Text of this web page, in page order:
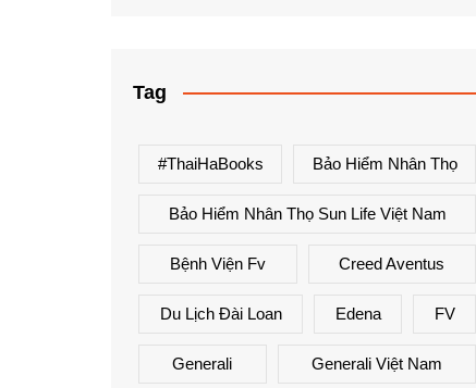
Tag
#ThaiHaBooks Bảo Hiểm Nhân Thọ
Bảo Hiểm Nhân Thọ Sun Life Việt Nam
Bệnh Viện Fv Creed Aventus
Du Lịch Đài Loan Edena FV
Generali Generali Việt Nam